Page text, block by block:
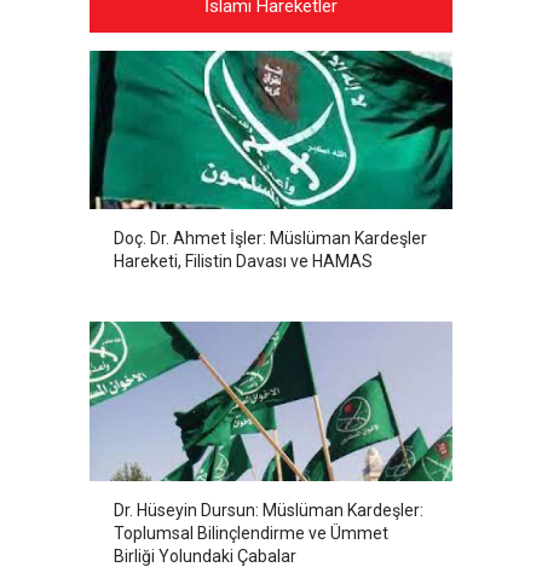
İslami Hareketler
Doç. Dr. Ahmet İşler: Müslüman Kardeşler
Hareketi, Filistin Davası ve HAMAS
Dr. Hüseyin Dursun: Müslüman Kardeşler:
Toplumsal Bilinçlendirme ve Ümmet
Birliği Yolundaki Çabalar